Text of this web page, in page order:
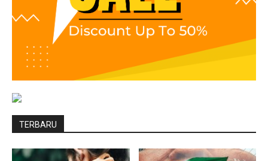
TERBARU